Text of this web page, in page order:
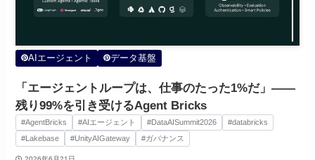
AIエージェント データ基盤
「エージェントループは、仕事のたった1%だ」——
残り99%を引き受けるAgent Bricks
#AgentBricks #AIエージェント #DataAISummit2026
#databricks
#Lakebase
#UnityAIGateway #ガバナンス